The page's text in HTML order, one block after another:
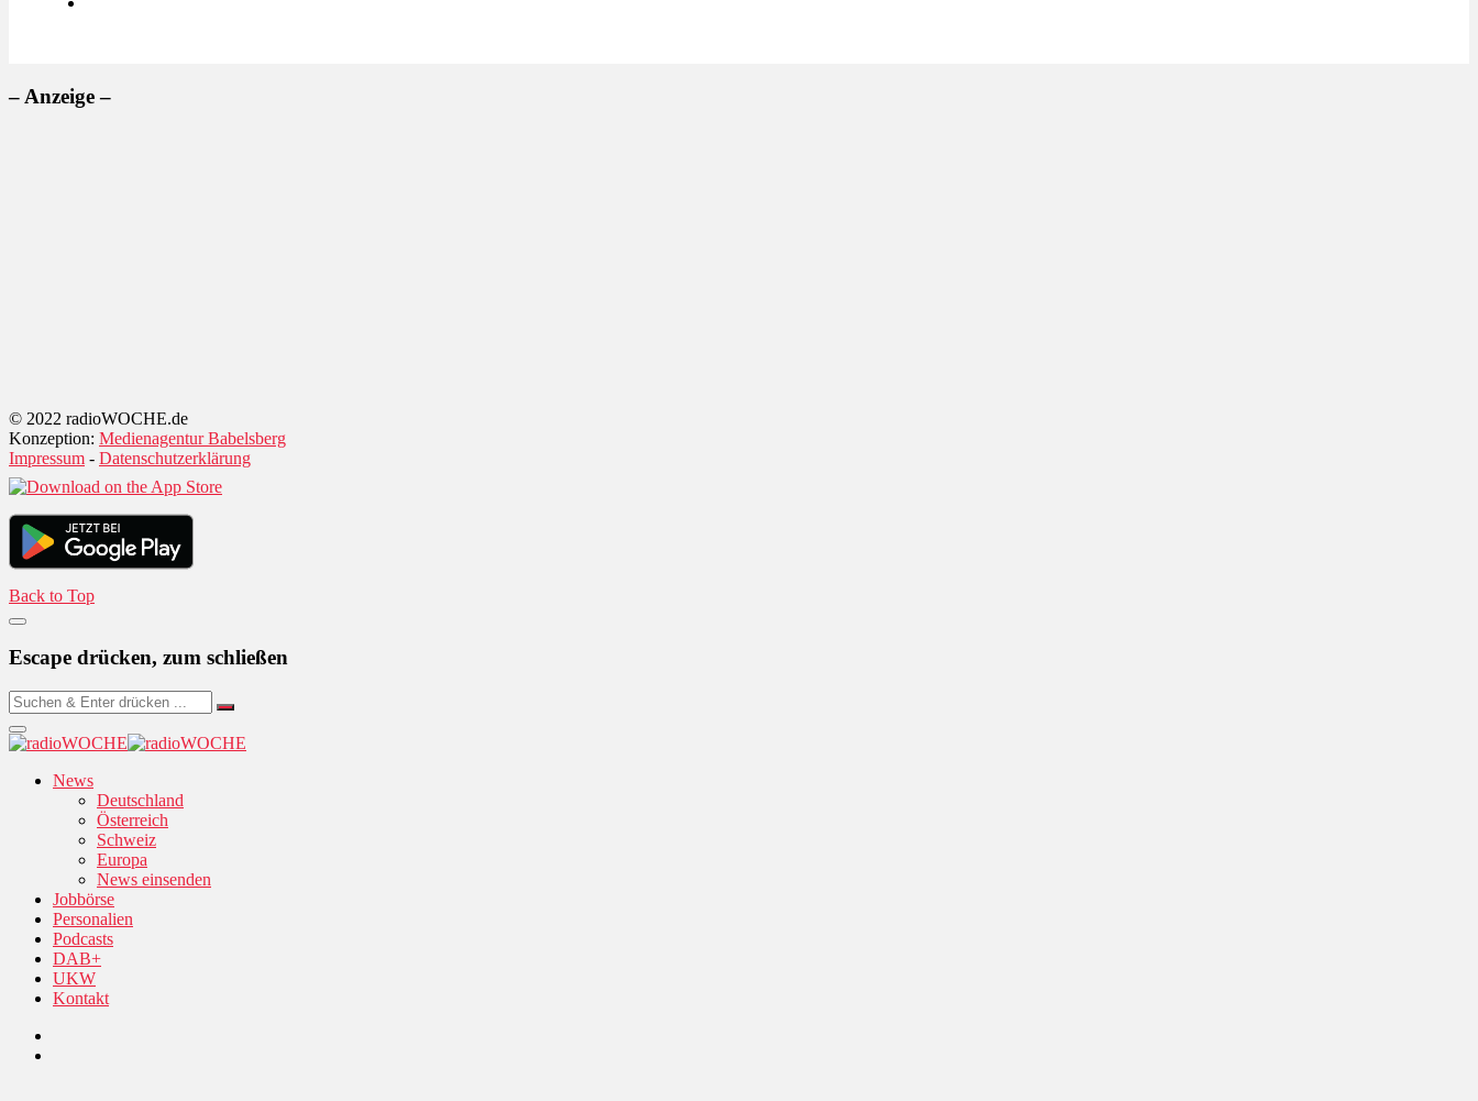
– Anzeige –
© 2022 radioWOCHE.de
Konzeption: Medienagentur Babelsberg
Impressum - Datenschutzerklärung
Back to Top
Escape drücken, zum schließen
News
Deutschland
Österreich
Schweiz
Europa
News einsenden
Jobbörse
Personalien
Podcasts
DAB+
UKW
Kontakt